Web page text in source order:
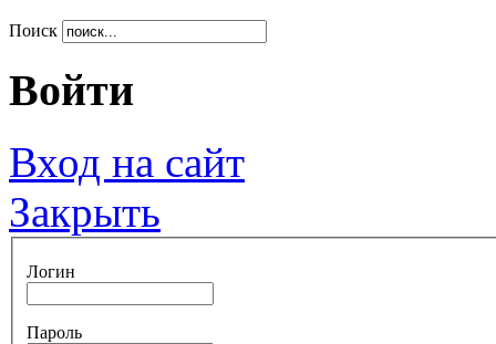
Поиск
Войти
Вход на сайт
Закрыть
Логин
Пароль